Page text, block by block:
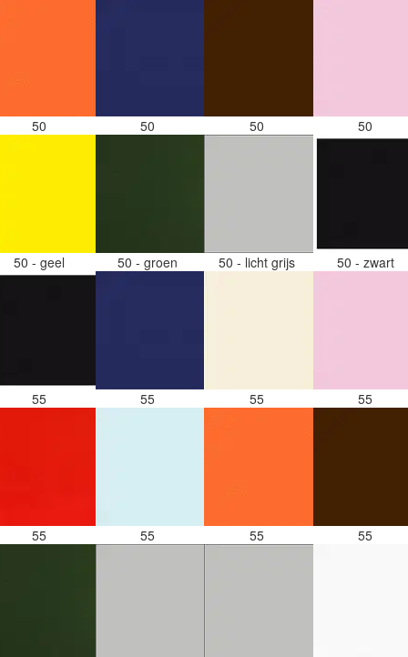
50 50 50 50
50 - geel 50 - groen 50 - licht grijs 50 - zwart
55 55 55 55
55 55 55 55